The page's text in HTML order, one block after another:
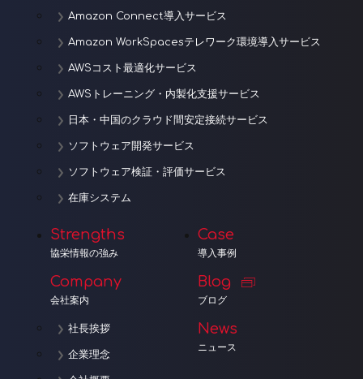
Amazon Connect導入サービス
Amazon WorkSpacesテレワーク環境導入サービス
AWSコスト最適化サービス
AWSトレーニング・内製化支援サービス
日本・中国のクラウド間安定接続サービス
ソフトウェア開発サービス
ソフトウェア検証・評価サービス
在庫システム
Strengths
協栄情報の強み
Company
会社案内
社長挨拶
企業理念
Case
導入事例
Blog
ブログ
News
ニュース